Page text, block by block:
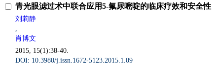
青光眼滤过术中联合应用5-氟尿嘧啶的临床疗效和安全性
刘莉静
,
肖博文
2015, 15(1):38-40.
DOI: 10.3980/j.issn.1672-5123.2015.1.09